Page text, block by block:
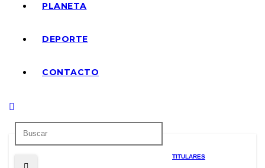
PLANETA
DEPORTE
CONTACTO
TITULARES